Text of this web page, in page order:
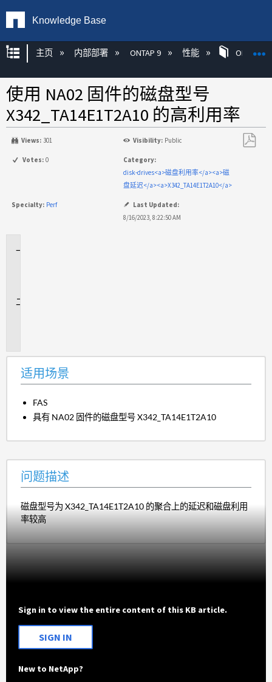
Knowledge Base
扩展/隐缩全局层次
主页 内部部署 ONTAP 9 性能 ONTAP
使用 NA02 固件的磁盘型号
X342_TA14E1T2A10 的高利用率
Views: 301 Visibility: Public
Votes: 0
Category:
disk-drives<a>磁盘利用率</a><a>磁
盘延迟</a><a>X342_TA14E1T2A10</a>
Specialty: Perf
Last Updated:
8/16/2023, 8:22:50 AM
适用场景
FAS
具有 NA02 固件的磁盘型号 X342_TA14E1T2A10
问题描述
磁盘型号为 X342_TA14E1T2A10 的聚合上的延迟和磁盘利用
率较高
Sign in to view the entire content of this KB article.
SIGN IN
New to NetApp?